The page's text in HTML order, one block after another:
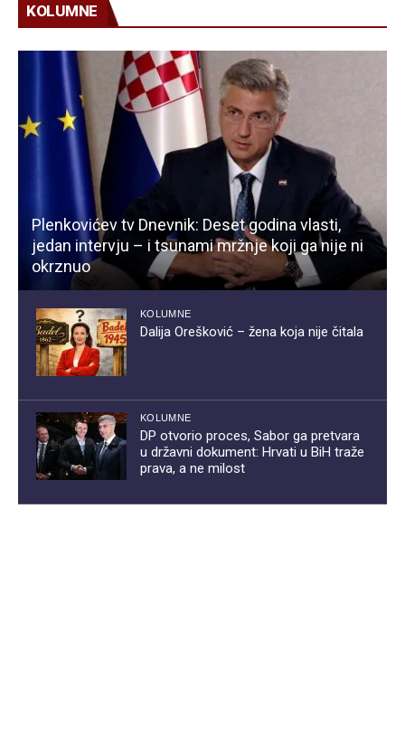
KOLUMNE
Plenkovićev tv Dnevnik: Deset godina vlasti,
jedan intervju – i tsunami mržnje koji ga nije ni
okrznuo
KOLUMNE
Dalija Orešković – žena koja nije čitala
KOLUMNE
DP otvorio proces, Sabor ga pretvara
u državni dokument: Hrvati u BiH traže
prava, a ne milost